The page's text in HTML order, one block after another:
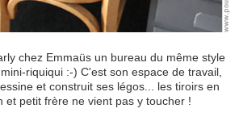
chez Emmaüs un bureau du même style
mini-riquiqui :-) C'est son espace de travail,
et construit ses légos... les tiroirs en
et petit frère ne vient pas y toucher !